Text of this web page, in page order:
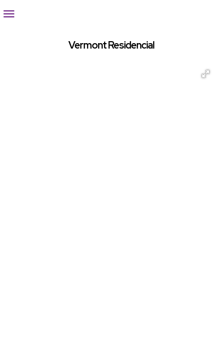
Vermont Residencial